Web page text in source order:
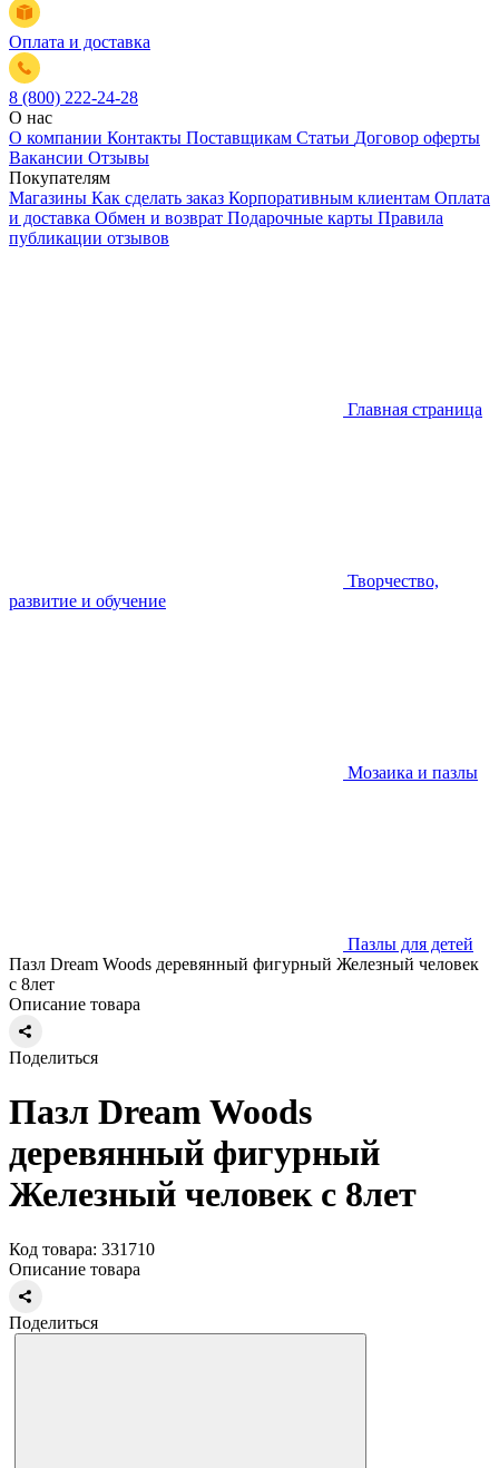
Оплата и доставка
8 (800) 222-24-28
О нас
О компании Контакты Поставщикам Статьи Договор оферты
Вакансии Отзывы
Покупателям
Магазины Как сделать заказ Корпоративным клиентам Оплата
и доставка Обмен и возврат Подарочные карты Правила
публикации отзывов
Главная страница
Творчество,
развитие и обучение
Мозаика и пазлы
Пазлы для детей
Пазл Dream Woods деревянный фигурный Железный человек
с 8лет
Описание товара
Поделиться
Пазл Dream Woods
деревянный фигурный
Железный человек с 8лет
Код товара: 331710
Описание товара
Поделиться